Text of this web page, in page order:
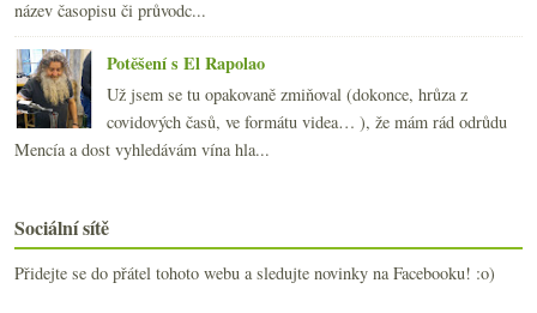
název časopisu či průvodc...
Potěšení s El Rapolao
Už jsem se tu opakovaně zmiňoval (dokonce, hrůza z
covidových časů, ve formátu videa… ), že mám rád odrůdu
Mencía a dost vyhledávám vína hla...
Sociální sítě
Přidejte se do přátel tohoto webu a sledujte novinky na Facebooku! :o)